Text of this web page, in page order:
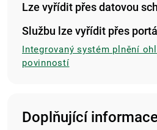
Lze vyřídit přes datovou
Službu lze vyřídit přes portál
Integrovaný systém plnění
povinností
Doplňující